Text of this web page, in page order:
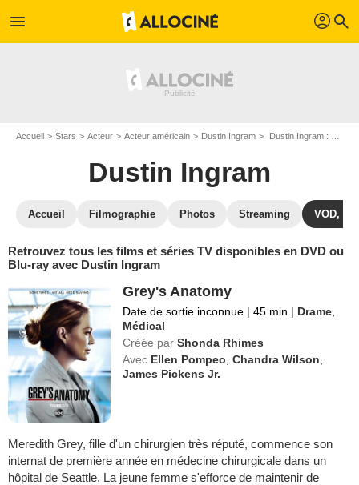
menu profil search
Accueil Stars Acteur Acteur américain Dustin Ingram Dustin Ingram : ses Blu-Ray, DVD, VOD, SVOD
Dustin Ingram
Accueil Filmographie Photos Streaming VOD,
Retrouvez tous les films et séries TV disponibles en DVD ou
Blu-ray avec Dustin Ingram
Grey's Anatomy
Date de sortie inconnue | 45 min | Drame
Médical
Créée par Shonda Rhimes
Avec Ellen Pompeo ,Chandra Wilson
James Pickens Jr.
Meredith Grey, fille d'un chirurgien très réputé, commence son
internat de première année en médecine chirurgicale dans un
hôpital de Seattle. La jeune femme s'efforce de maintenir de